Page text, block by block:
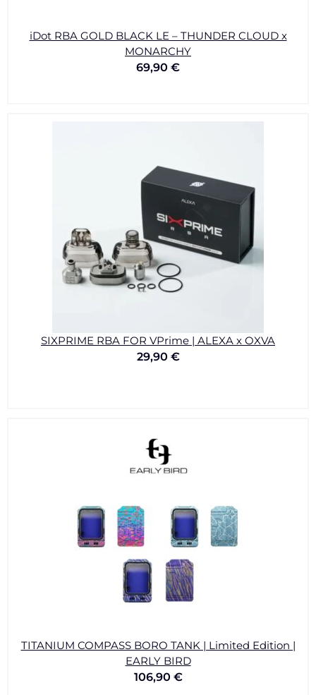
iDot RBA GOLD BLACK LE – THUNDER CLOUD x
MONARCHY
69,90 €
SIXPRIME RBA FOR VPrime | ALEXA x OXVA
29,90 €
TITANIUM COMPASS BORO TANK | Limited Edition |
EARLY BIRD
106,90 €